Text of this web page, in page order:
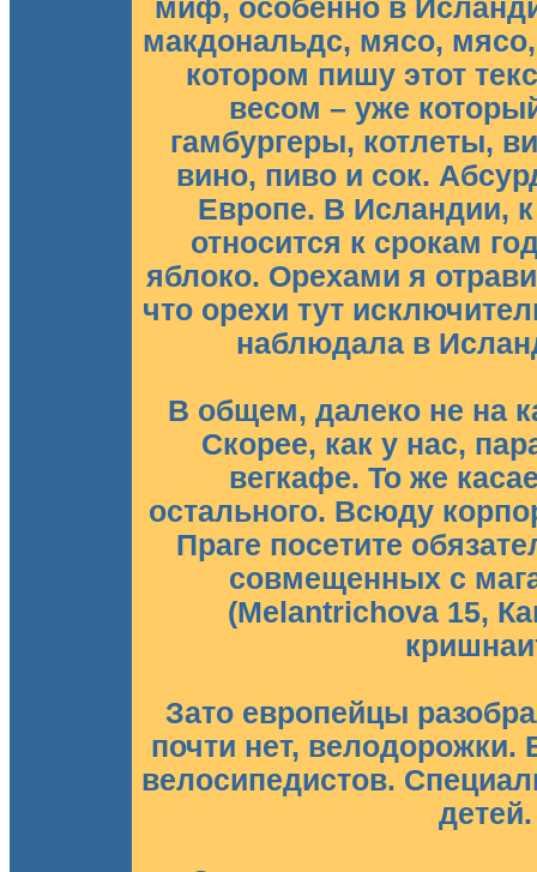
миф, особенно в
макдональдс, мясо,
котором пишу этот
весом – уже
гамбургеры, котлеты,
вино, пиво и сок.
Европе. В Исландии,
относится к срокам
яблоко. Орехами я
что орехи тут
наблюдала в
В общем, далеко не на
Скорее, как у нас,
вегкафе. То же
остального. Всюду
Праге посетите
совмещенных с
(Melantrichova 15,
Зато европейцы
почти нет,
велосипедистов.